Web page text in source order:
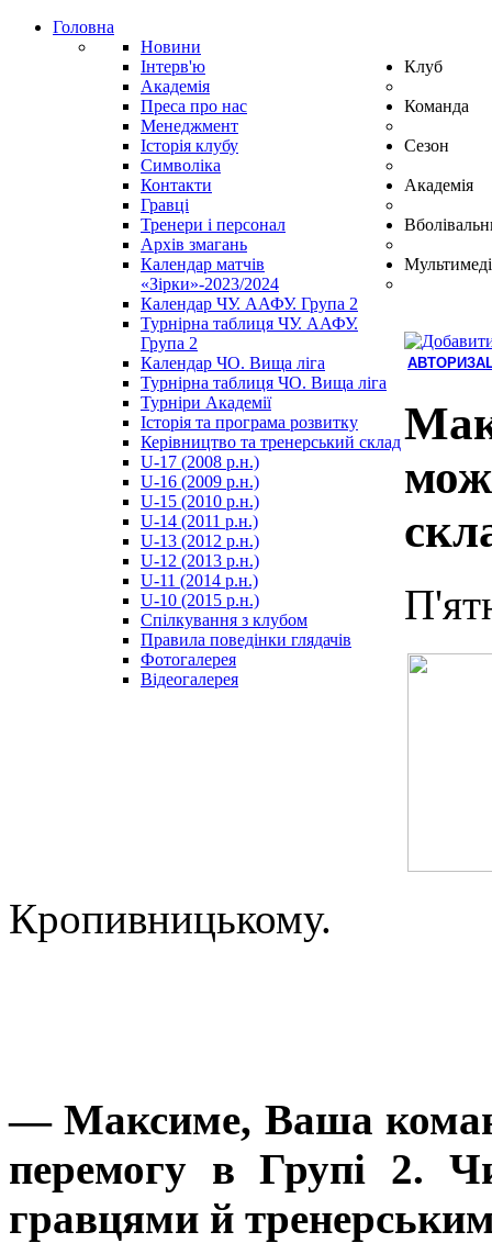
Головна
Новини
Інтерв'ю
Академія
Преса про нас
Клуб
Менеджмент
Історія клубу
Символіка
Контакти
Команда
Гравці
Тренери і персонал
Архів змагань
Сезон
Календар матчів
«Зірки»-2023/2024
Календар ЧУ. ААФУ. Група 2
Турнірна таблиця ЧУ. ААФУ.
Група 2
Календар ЧО. Вища ліга
Турнірна таблиця ЧО. Вища ліга
Академія
Турніри Академії
Історія та програма розвитку
Керівництво та тренерський склад
U-17 (2008 р.н.)
U-16 (2009 р.н.)
U-15 (2010 р.н.)
U-14 (2011 р.н.)
U-13 (2012 р.н.)
U-12 (2013 р.н.)
U-11 (2014 р.н.)
U-10 (2015 р.н.)
Спілкування з клубом
Правила поведінки глядачів
Фотогалерея
Відеогалерея
Кропивницькому.
— Максиме, Ваша
перемогу в Групі 2.
гравцями й